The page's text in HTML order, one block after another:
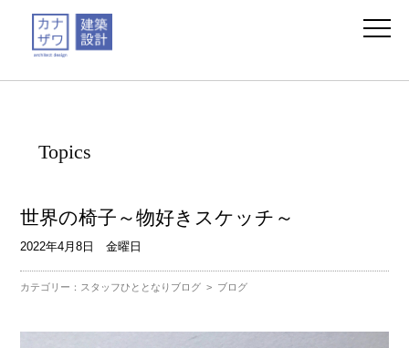
Topics
世界の椅子～物好きスケッチ～
2022年4月8日 金曜日
カテゴリー： スタッフひととなりブログ > ブログ